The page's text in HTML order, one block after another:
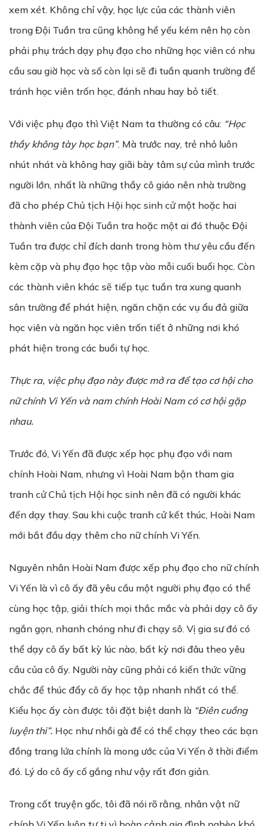
xem xét. Không chỉ vậy, học lực của các thành viên
trong Đội Tuần tra cũng không hề yếu kém nên họ còn
phải phụ trách dạy phụ đạo cho những học viên có nhu
cầu sau giờ học và số còn lại sẽ đi tuần quanh trường để
tránh học viên trốn học, đánh nhau hay bỏ tiết.
Với việc phụ đạo thì Việt Nam ta thường có câu: “Học
thầy không tày học bạn”. Mà trước nay, trẻ nhỏ luôn
nhút nhát và không hay giãi bày tâm sự của mình trước
người lớn, nhất là những thầy cô giáo nên nhà trường
đã cho phép Chủ tịch Hội học sinh cử một hoặc hai
thành viên của Đội Tuần tra hoặc một ai đó thuộc Đội
Tuần tra được chỉ đích danh trong hòm thư yêu cầu đến
kèm cặp và phụ đạo học tập vào mỗi cuối buổi học. Còn
các thành viên khác sẽ tiếp tục tuần tra xung quanh
sân trường để phát hiện, ngăn chặn các vụ ẩu đả giữa
học viên và ngăn học viên trốn tiết ở những nơi khó
phát hiện trong các buổi tự học.
Thực ra, việc phụđạo này được mởra đểtạo cơhội cho
nữchính Vi Yến và nam chính Hoài Nam có cơhội gặp
nhau.
Trước đó, Vi Yến đã được xếp học phụ đạo với nam
chính Hoài Nam, nhưng vì Hoài Nam bận tham gia
tranh cử Chủ tịch Hội học sinh nên đã có người khác
đến dạy thay. Sau khi cuộc tranh cử kết thúc, Hoài Nam
mới bắt đầu dạy thêm cho nữ chính Vi Yến.
Nguyên nhân Hoài Nam được xếp phụ đạo cho nữ chính
Vi Yến là vì cô ấy đã yêu cầu một người phụ đạo có thể
cùng học tập, giải thích mọi thắc mắc và phải dạy cô ấy
ngắn gọn, nhanh chóng như đi chạy sô. Vị gia sư đó có
thể dạy cô ấy bất kỳ lúc nào, bất kỳ nơi đâu theo yêu
cầu của cô ấy. Người này cũng phải có kiến thức vững
chắc để thúc đẩy cô ấy học tập nhanh nhất có thể.
Kiểu học ấy còn được tôi đặt biệt danh là “Điên cuồng
luyện thi”. Học như nhồi gà để có thể chạy theo các bạn
đồng trang lứa chính là mong ước của Vi Yến ở thời điểm
đó. Lý do cô ấy cố gắng như vậy rất đơn giản.
Trong cốt truyện gốc, tôi đã nói rõ rằng, nhân vật nữ